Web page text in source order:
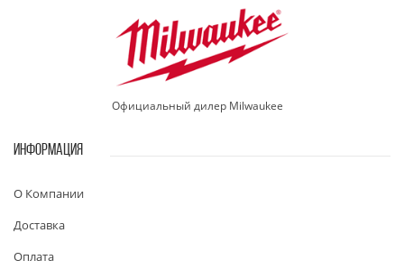
Официальный дилер Milwaukee
ИНФОРМАЦИЯ
О Компании
Доставка
Оплата